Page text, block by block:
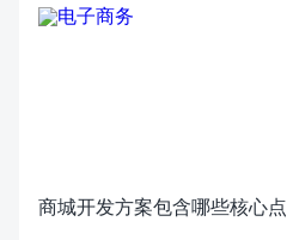
商城开发方案包含哪些核心点